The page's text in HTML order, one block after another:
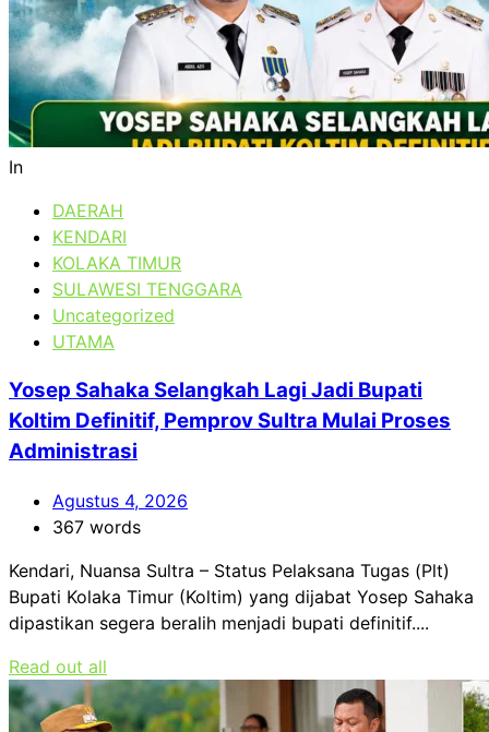
In
DAERAH
KENDARI
KOLAKA TIMUR
SULAWESI TENGGARA
Uncategorized
UTAMA
Yosep Sahaka Selangkah Lagi Jadi Bupati
Koltim Definitif, Pemprov Sultra Mulai Proses
Administrasi
Agustus 4, 2026
367 words
Kendari, Nuansa Sultra – Status Pelaksana Tugas (Plt)
Bupati Kolaka Timur (Koltim) yang dijabat Yosep Sahaka
dipastikan segera beralih menjadi bupati definitif....
Read out all